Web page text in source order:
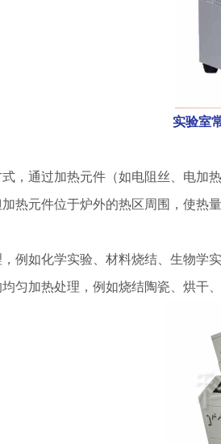
实验室
，通过加热元件（如电阻丝、电加
热元件位于炉外的热区周围，使热
例如化学实验、材料烧结、生物学实
匀加热处理，例如烧结陶瓷、烘干、